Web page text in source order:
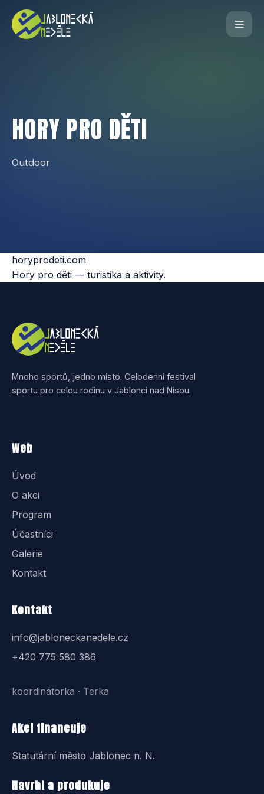
HORY PRO DĚTI
Outdoor
horyprodeti.com
Hory pro děti — turistika a aktivity.
Mnoho sportů, jedno místo. Celodenní festival
sportu pro celou rodinu v Jablonci nad Nisou.
Web
Úvod
O akci
Program
Účastníci
Galerie
Kontakt
Kontakt
info@jabloneckanedele.cz
+420 775 580 386
koordinátorka · Terka
Akci financuje
Statutární město Jablonec n. N.
Navrhl a produkuje